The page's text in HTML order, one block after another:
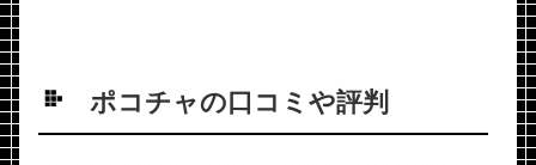
ポコチャの口コミや評判